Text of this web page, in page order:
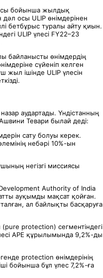
бойынша жылдық
осы ULIP өнімдерінен
бетбұрыс туралы айту қиын.
ULIP үлесі FY22–23
байланысты өнімдердің
сүйеніп келген
ішінде ULIP үлесін
аудартады. Үндістанның
Тевари былай деді:
сату болуы керек.
небәрі 10%-ын
негізгі миссиясы
Authority of India
ауқымды мақсат қойған.
ал байлықты басқаруға
protection) сегментіндегі
APE құрылымында 9,2%-ды
protection өнімдерінің
бойынша бұл үлес 7,2%-ға